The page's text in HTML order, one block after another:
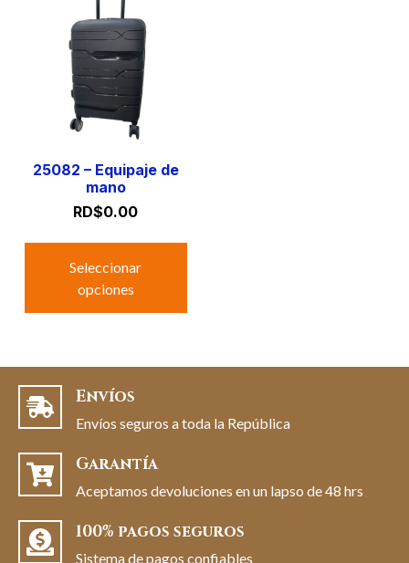
25082 – Equipaje de
mano
RD$0.00
Seleccionar
opciones
Envíos
Envíos seguros a toda la República
Garantía
Aceptamos devoluciones en un lapso de 48 hrs
100% pagos seguros
Sistema de pagos confiables